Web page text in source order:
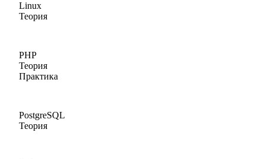
Linux
Теория
PHP
Теория
Практика
PostgreSQL
Теория